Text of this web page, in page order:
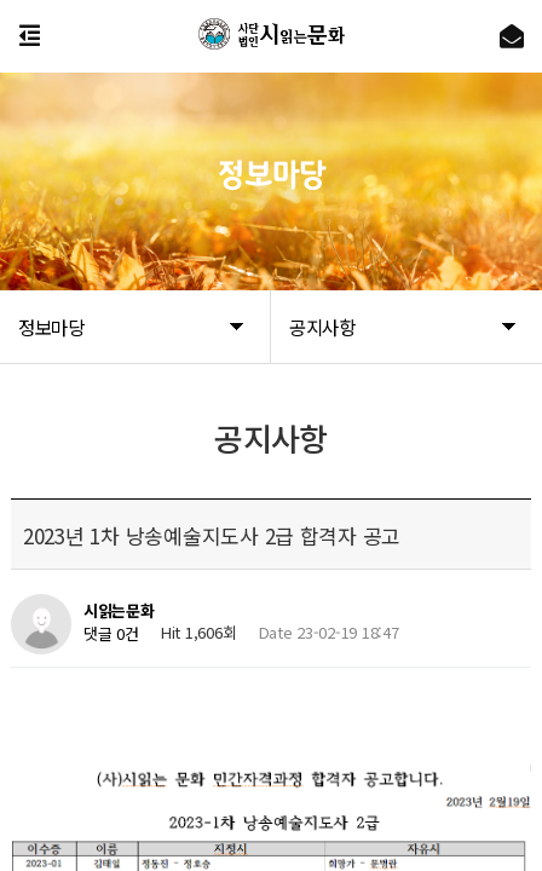
정보마당 공지사항
정보마당
공지사항
2023년 1차 낭송예술지도사 2급 합격자 공고
시읽는문화
댓글 0건
Hit 1,606회 Date 23-02-19 18:47